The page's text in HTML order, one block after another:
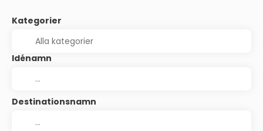
Kategorier
Idénamn
Destinationsnamn